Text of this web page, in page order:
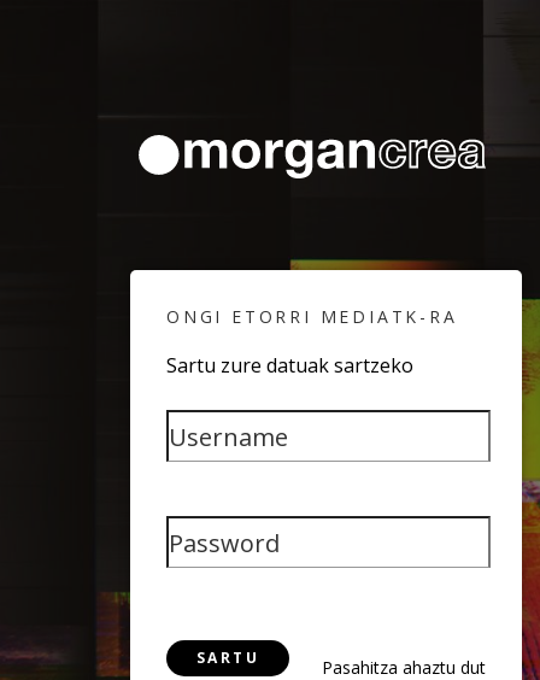
ONGI ETORRI MEDIATK-RA
Sartu zure datuak sartzeko
SARTU Pasahitza ahaztu dut